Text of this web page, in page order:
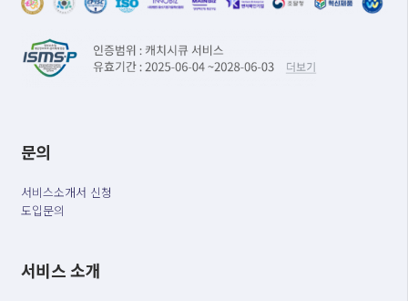
문의
서비스소개서 신청
도입문의
서비스 소개